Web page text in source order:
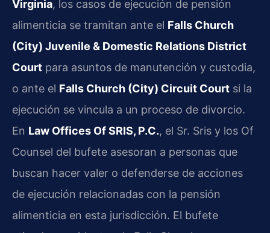
Virginia, los casos de ejecución de pensión
alimenticia se tramitan ante el Falls Church
(City) Juvenile & Domestic Relations District
Court para asuntos de manutención y custodia,
o ante el Falls Church (City) Circuit Court si la
ejecución se vincula a un proceso de divorcio.
En Law Offices Of SRIS, P.C., el Sr. Sris y los Of
Counsel del bufete asesoran a personas que
buscan hacer valer o defenderse de acciones
de ejecución relacionadas con la pensión
alimenticia en esta jurisdicción. El bufete